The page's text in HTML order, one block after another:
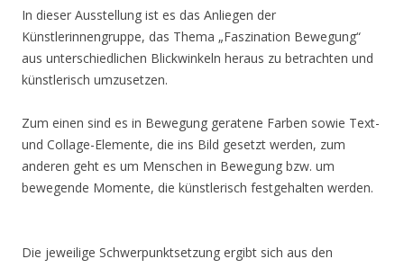
In dieser Ausstellung ist es das Anliegen der
Künstlerinnengruppe, das Thema „Faszination Bewegung“
aus unterschiedlichen Blickwinkeln heraus zu betrachten und
künstlerisch umzusetzen.
Zum einen sind es in Bewegung geratene Farben sowie Text-
und Collage-Elemente, die ins Bild gesetzt werden, zum
anderen geht es um Menschen in Bewegung bzw. um
bewegende Momente, die künstlerisch festgehalten werden.
Die jeweilige Schwerpunktsetzung ergibt sich aus den